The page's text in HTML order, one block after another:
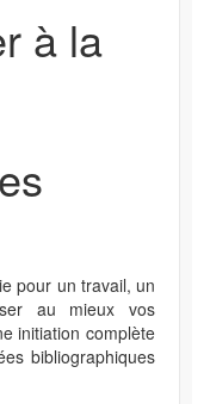
à la
pour un travail, un
au mieux vos
initiation complète
bibliographiques